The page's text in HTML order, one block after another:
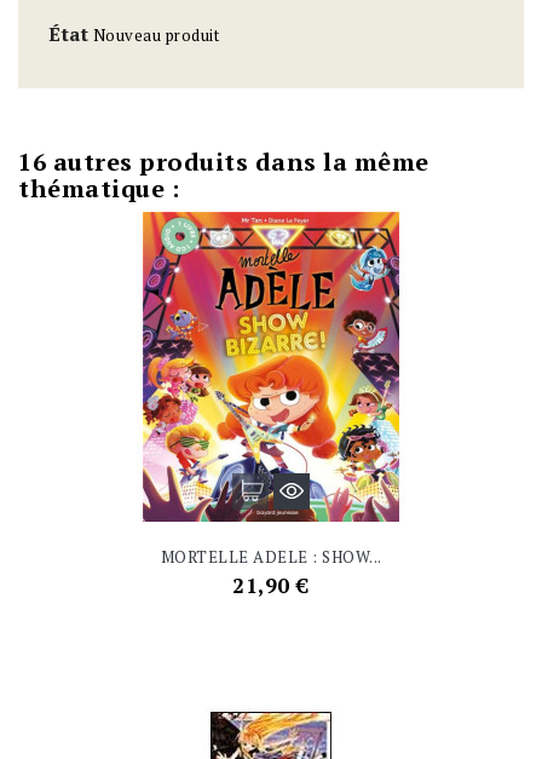
État Nouveau produit
16 autres produits dans la même
thématique :
MORTELLE ADELE : SHOW...
Prix
21,90 €